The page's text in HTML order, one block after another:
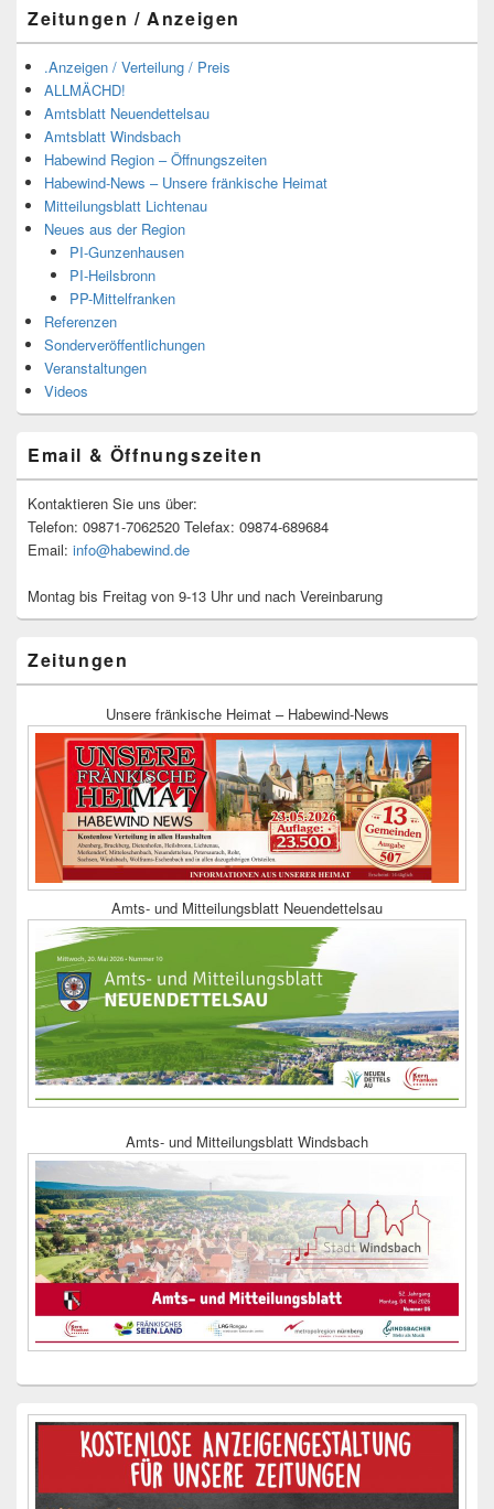
Zeitungen / Anzeigen
.Anzeigen / Verteilung / Preis
ALLMÄCHD!
Amtsblatt Neuendettelsau
Amtsblatt Windsbach
Habewind Region – Öffnungszeiten
Habewind-News – Unsere fränkische Heimat
Mitteilungsblatt Lichtenau
Neues aus der Region
PI-Gunzenhausen
PI-Heilsbronn
PP-Mittelfranken
Referenzen
Sonderveröffentlichungen
Veranstaltungen
Videos
Email & Öffnungszeiten
Kontaktieren Sie uns über:
Telefon: 09871-7062520 Telefax: 09874-689684
Email: info@habewind.de
Montag bis Freitag von 9-13 Uhr und nach Vereinbarung
Zeitungen
Unsere fränkische Heimat – Habewind-News
Amts- und Mitteilungsblatt Neuendettelsau
Amts- und Mitteilungsblatt Windsbach